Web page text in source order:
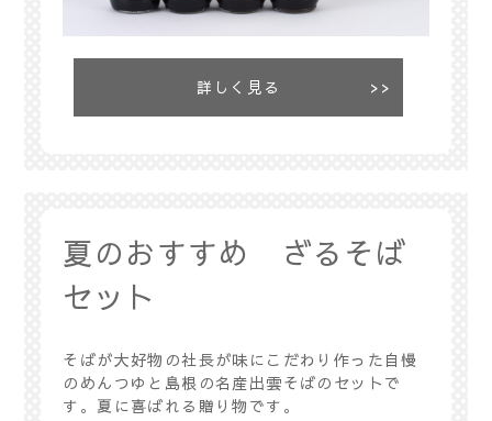
詳しく見る
夏のおすすめ ざるそば
セット
そばが大好物の社長が味にこだわり作った自慢
のめんつゆと島根の名産出雲そばのセットで
す。夏に喜ばれる贈り物です。